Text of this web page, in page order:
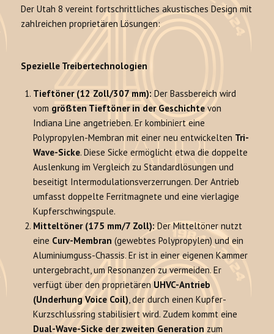
Der Utah 8 vereint fortschrittliches akustisches Design mit
zahlreichen proprietären Lösungen:
Spezielle Treibertechnologien
Tieftöner (12 Zoll/307 mm): Der Bassbereich wird
vom größten Tieftöner in der Geschichtevon
Indiana Line angetrieben. Er kombiniert eine
Polypropylen-Membran mit einer neu entwickelten Tri-
Wave-Sicke. Diese Sicke ermöglicht etwa die doppelte
Auslenkung im Vergleich zu Standardlösungen und
beseitigt Intermodulationsverzerrungen. Der Antrieb
umfasst doppelte Ferritmagnete und eine vierlagige
Kupferschwingspule.
Mitteltöner (175 mm/7 Zoll):Der Mitteltöner nutzt
eine Curv-Membran (gewebtes Polypropylen) und ein
Aluminiumguss-Chassis. Er ist in einer eigenen Kammer
untergebracht, um Resonanzen zu vermeiden. Er
verfügt über den proprietärenUHVC-Antrieb
(Underhung Voice Coil), der durch einen Kupfer-
Kurzschlussring stabilisiert wird. Zudem kommt eine
Dual-Wave-Sicke der zweiten Generation zum